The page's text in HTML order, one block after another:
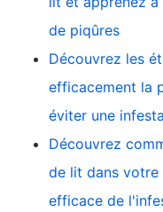
de piqûres
Découvrez les
efficacement la
éviter une
Découvrez
de lit dans votre
efficace de